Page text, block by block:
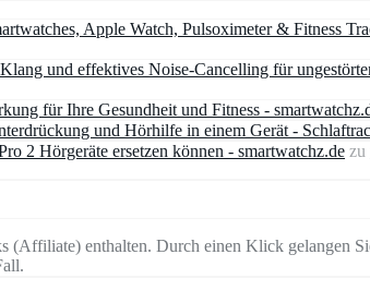
Apple Watch, Pulsoximeter & Fitness
und effektives Noise-Cancelling für
für Ihre Gesundheit und Fitness -
und Hörhilfe in einem Gerät -
2 Hörgeräte ersetzen können - smartwatchz.de zu
enthalten. Durch einen Klick gelangen